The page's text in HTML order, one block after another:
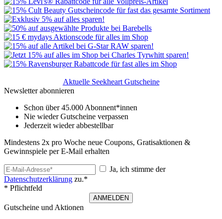
Aktuelle Seekheart Gutscheine
Newsletter abonnieren
Schon über 45.000 Abonnent*innen
Nie wieder Gutscheine verpassen
Jederzeit wieder abbestellbar
Mindestens 2x pro Woche neue Coupons, Gratisaktionen &
Gewinnspiele per E-Mail erhalten
Ja, ich stimme der
Datenschutzerklärung zu.*
* Pflichtfeld
ANMELDEN
Gutscheine und Aktionen